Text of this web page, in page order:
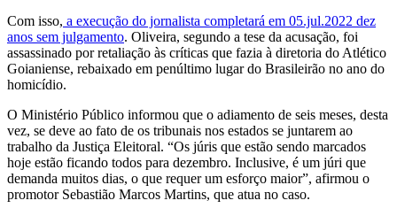
Com isso, a execução do jornalista completará em 05.jul.2022 dez
anos sem julgamento. Oliveira, segundo a tese da acusação, foi
assassinado por retaliação às críticas que fazia à diretoria do Atlético
Goianiense, rebaixado em penúltimo lugar do Brasileirão no ano do
homicídio.
O Ministério Público informou que o adiamento de seis meses, desta
vez, se deve ao fato de os tribunais nos estados se juntarem ao
trabalho da Justiça Eleitoral. “Os júris que estão sendo marcados
hoje estão ficando todos para dezembro. Inclusive, é um júri que
demanda muitos dias, o que requer um esforço maior”, afirmou o
promotor Sebastião Marcos Martins, que atua no caso.